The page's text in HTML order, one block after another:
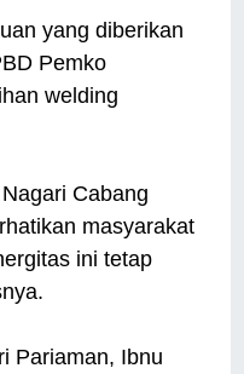
yang diberikan
Pemko
welding
Cabang
masyarakat
ini tetap
Pariaman, Ibnu